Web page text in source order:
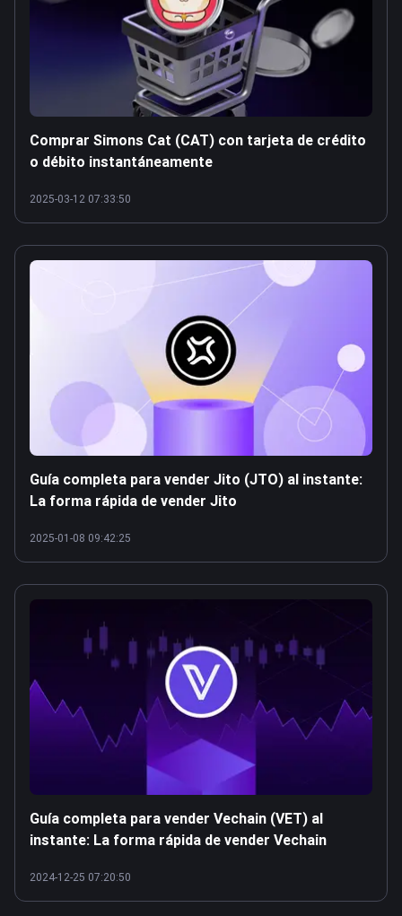
Comprar Simons Cat (CAT) con tarjeta de crédito
o débito instantáneamente
2025-03-12 07:33:50
Guía completa para vender Jito (JTO) al instante:
La forma rápida de vender Jito
2025-01-08 09:42:25
Guía completa para vender Vechain (VET) al
instante: La forma rápida de vender Vechain
2024-12-25 07:20:50